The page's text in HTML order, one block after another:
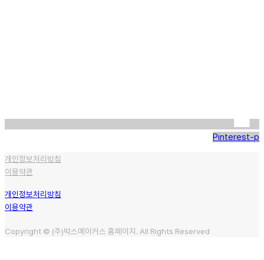
Pinterest-p
개인정보처리방침
이용약관
개인정보처리방침
이용약관
Copyright © (주)박스메이커스 홈페이지. All Rights Reserved